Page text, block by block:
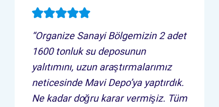
“Organize Sanayi Bölgemizin 2 adet
1600 tonluk su deposunun
yalıtımını, uzun araştırmalarımız
neticesinde Mavi Depo’ya yaptırdık.
Ne kadar doğru karar vermişiz. Tüm